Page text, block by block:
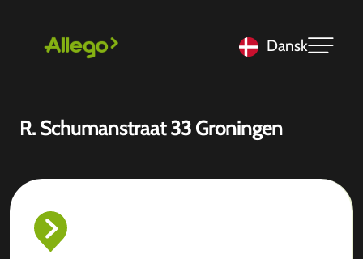
Dansk
R. Schumanstraat 33 Groningen